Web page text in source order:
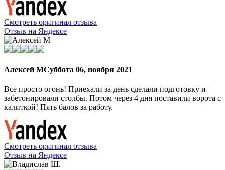
Смотреть оригинал отзыва
Отзыв на Яндексе
Алексей МСуббота 06, ноября 2021
Все просто огонь! Приехали за день сделали подготовку и
забетонировали столбы. Потом через 4 дня поставили ворота с
калиткой! Пять балов за работу.
Смотреть оригинал отзыва
Отзыв на Яндексе